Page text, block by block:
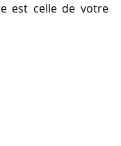
est celle de votre